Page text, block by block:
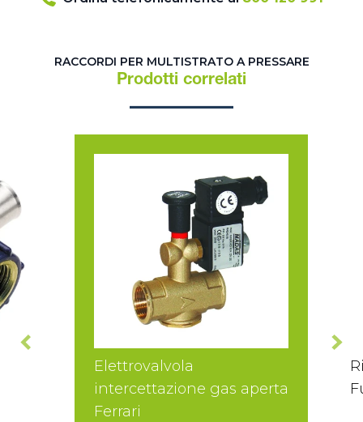
RACCORDI PER MULTISTRATO A PRESSARE
Prodotti correlati
Elettrovalvola
intercettazione gas aperta
Ferrari